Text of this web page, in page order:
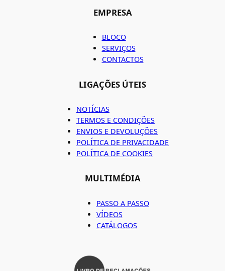
EMPRESA
BLOCO
SERVIÇOS
CONTACTOS
LIGAÇÕES ÚTEIS
NOTÍCIAS
TERMOS E CONDIÇÕES
ENVIOS E DEVOLUÇÕES
POLÍTICA DE PRIVACIDADE
POLÍTICA DE COOKIES
MULTIMÉDIA
PASSO A PASSO
VÍDEOS
CATÁLOGOS